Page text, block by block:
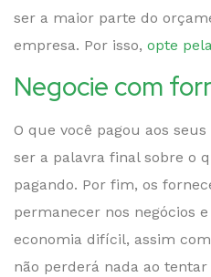
ser a maior parte do
empresa. Por isso, opte
Negocie com
O que você pagou aos
ser a palavra final sobre o
pagando. Por fim, os
permanecer nos negócios
economia difícil, assim
não perderá nada ao